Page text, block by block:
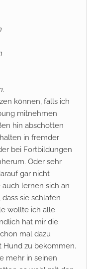
können, falls ich
mitnehmen
hin abschotten
in fremder
bei Fortbildungen
Oder sehr
gar nicht
lernen sich an
sie schlafen
wollte ich alle
hat mir die
mal dazu
zu bekommen.
mehr in seinen